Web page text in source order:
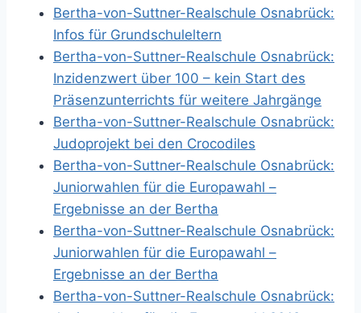
Bertha-von-Suttner-Realschule Osnabrück:
Infos für Grundschuleltern
Bertha-von-Suttner-Realschule Osnabrück:
Inzidenzwert über 100 – kein Start des
Präsenzunterrichts für weitere Jahrgänge
Bertha-von-Suttner-Realschule Osnabrück:
Judoprojekt bei den Crocodiles
Bertha-von-Suttner-Realschule Osnabrück:
Juniorwahlen für die Europawahl –
Ergebnisse an der Bertha
Bertha-von-Suttner-Realschule Osnabrück:
Juniorwahlen für die Europawahl –
Ergebnisse an der Bertha
Bertha-von-Suttner-Realschule Osnabrück: